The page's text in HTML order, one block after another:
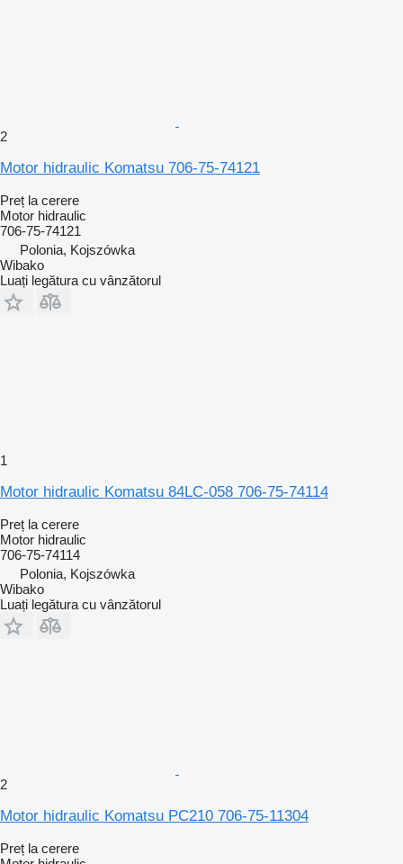
2
Motor hidraulic Komatsu 706-75-74121
Preț la cerere
Motor hidraulic
706-75-74121
Polonia, Kojszówka
Wibako
Luați legătura cu vânzătorul
1
Motor hidraulic Komatsu 84LC-058 706-75-74114
Preț la cerere
Motor hidraulic
706-75-74114
Polonia, Kojszówka
Wibako
Luați legătura cu vânzătorul
2
Motor hidraulic Komatsu PC210 706-75-11304
Preț la cerere